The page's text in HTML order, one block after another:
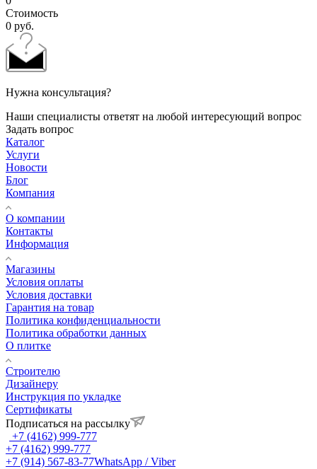
Стоимость
0 руб.
Нужна консультация?
Наши специалисты ответят на любой интересующий вопрос
Задать вопрос
Каталог
Услуги
Новости
Блог
Компания
О компании
Контакты
Информация
Магазины
Условия оплаты
Условия доставки
Гарантия на товар
Политика конфиденциальности
Политика обработки данных
О плитке
Строителю
Дизайнеру
Инструкция по укладке
Сертификаты
Подписаться на рассылку
+7 (4162) 999-777
+7 (4162) 999-777
+7 (914) 567-83-77WhatsApp / Viber